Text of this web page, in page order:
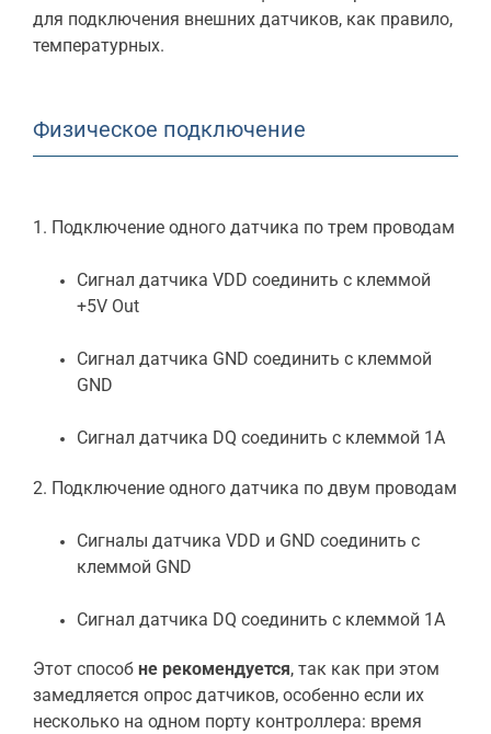
для подключения внешних датчиков, как правило,
температурных.
Физическое подключение
1. Подключение одного датчика по трем проводам
Сигнал датчика VDD соединить с клеммой
+5V Out
Сигнал датчика GND соединить с клеммой
GND
Сигнал датчика DQ соединить с клеммой 1A
2. Подключение одного датчика по двум проводам
Сигналы датчика VDD и GND соединить с
клеммой GND
Сигнал датчика DQ соединить с клеммой 1A
Этот способ не рекомендуется, так как при этом
замедляется опрос датчиков, особенно если их
несколько на одном порту контроллера: время